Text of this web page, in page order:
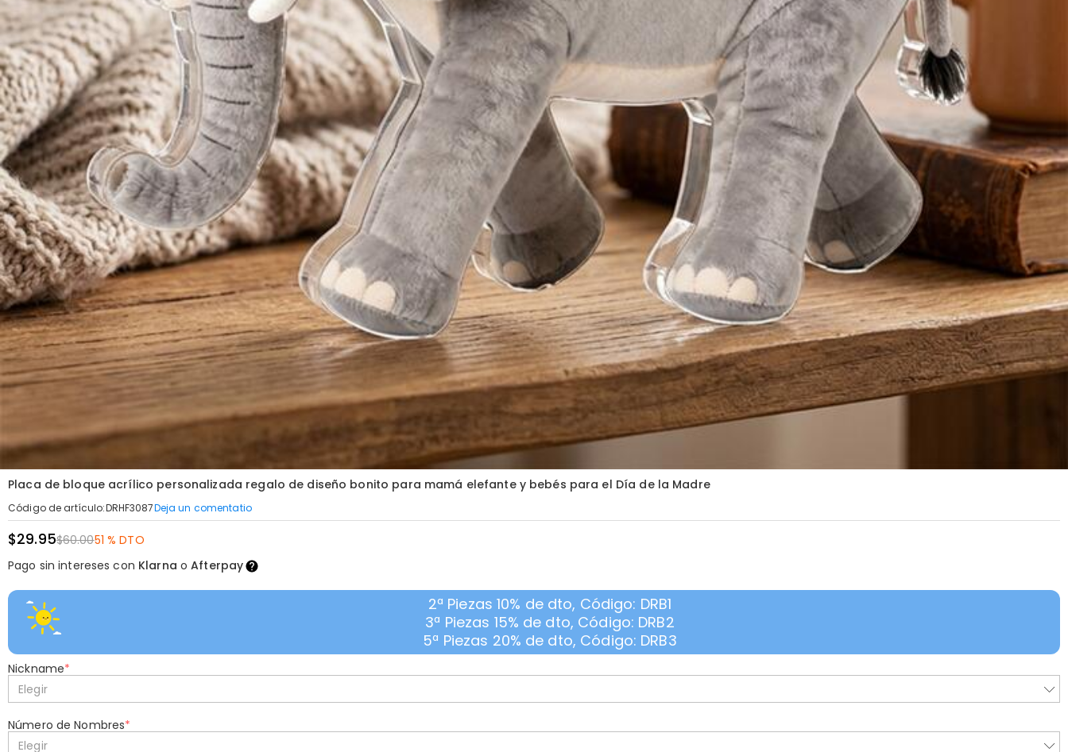
Placa de bloque acrílico personalizada regalo de diseño bonito para mamá elefante y bebés para el Día de la Madre
Código de artículo:DRHF3087Deja un comentatio
$29.95$60.0051 % DTO
Pago sin intereses con Klarna oAfterpay
2ª Piezas 10% de dto, Código: DRB1
3ª Piezas 15% de dto, Código: DRB2
5ª Piezas 20% de dto, Código: DRB3
Nickname*
Elegir
Número de Nombres*
Elegir